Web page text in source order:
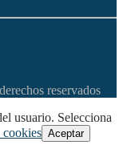
reservados
cookies Aceptar